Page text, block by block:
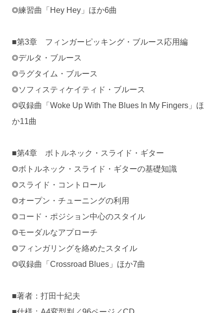
◎練習曲「Hey Hey」ほか6曲
■第3章 フィンガーピッキング・ブルース応用編
◎デルタ・ブルース
◎ラグタイム・ブルース
◎ソフィスティケイティド・ブルース
◎収録曲「Woke Up With The Blues In My Fingers」ほ
か11曲
■第4章 ボトルネック・スライド・ギター
◎ボトルネック・スライド・ギターの基礎知識
◎スライド・コントロール
◎オープン・チューニングの利用
◎コード・ポジション中心のスタイル
◎モーダルなアプローチ
◎フィンガリングを絡めたスタイル
◎収録曲「Crossroad Blues」ほか7曲
■著者：打田十紀夫